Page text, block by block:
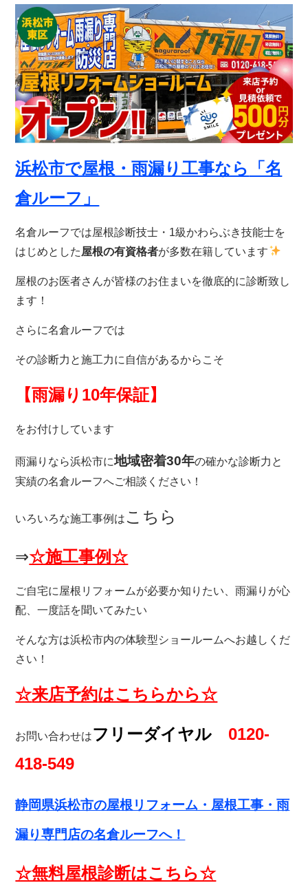
浜松市で屋根・雨漏り工事なら
「名
倉ルーフ」
名倉ルーフでは屋根診断技士・1級かわらぶき技能士を
はじめとした屋根の有資格者が多数在籍しています
屋根のお医者さんが皆様のお住まいを徹底的に診断致し
ます！
さらに名倉ルーフでは
その診断力と施工力に自信があるからこそ
【雨漏り10年保証】
をお付けしています
雨漏りなら浜松市に地域密着30年の確かな診断力と
実績の名倉ルーフへご相談ください！
いろいろな施工事例は こちら
⇒☆施工事例☆
ご自宅に屋根リフォームが必要か知りたい、雨漏りが心
配、一度話を聞いてみたい
そんな方は浜松市内の体験型ショールームへお越しくだ
さい！
☆来店予約はこちらから☆
お問い合わせはフリーダイヤル 0120-
418-549
静岡県浜松市の屋根リフォーム・ 屋根工事・雨
漏り専門店の名倉ルーフへ！
☆無料屋根診断はこちら☆